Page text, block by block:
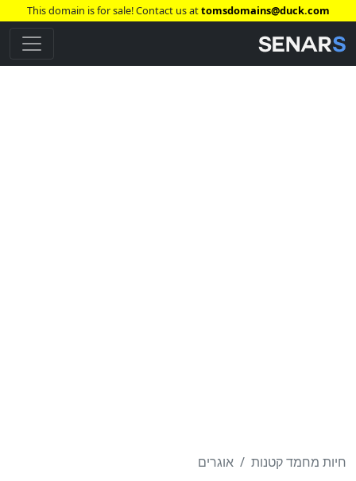
This domain is for sale! Contact us attomsdomains@duck.com
חיות מחמד קטנות אוגרים